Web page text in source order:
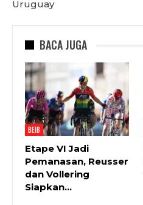
Uruguay
BACA JUGA
BEIB
Etape VI Jadi
Pemanasan, Reusser
dan Vollering
Siapkan…